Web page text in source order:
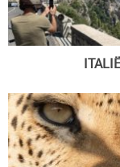
ITALIË